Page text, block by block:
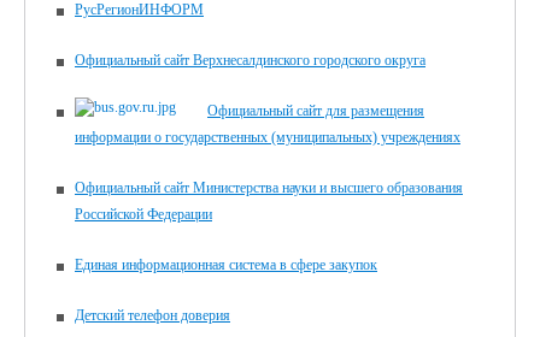
РусРегионИНФОРМ
Официальный сайт Верхнесалдинского городского округа
Официальный сайт для размещения
информации о государственных (муниципальных) учреждениях
Официальный сайт Министерства науки и высшего образования
Российской Федерации
Единая информационная система в сфере закупок
Детский телефон доверия